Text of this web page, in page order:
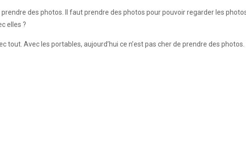
des photos. Il faut prendre des photos pour pouvoir regarder les
elles ?
tout. Avec les portables, aujourd’hui ce n’est pas cher de prendre des